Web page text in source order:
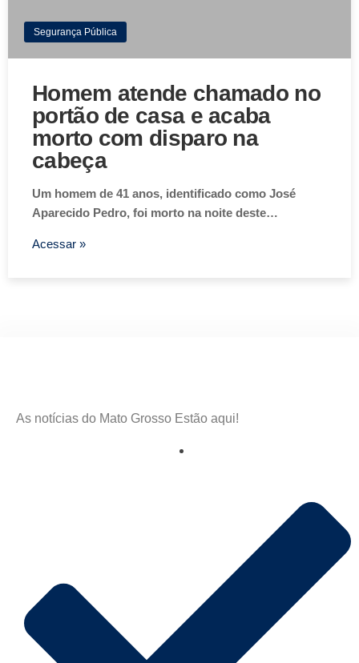
Segurança Pública
Homem atende chamado no
portão de casa e acaba
morto com disparo na
cabeça
Um homem de 41 anos, identificado como José
Aparecido Pedro, foi morto na noite deste…
Acessar »
As notícias do Mato Grosso Estão aqui!